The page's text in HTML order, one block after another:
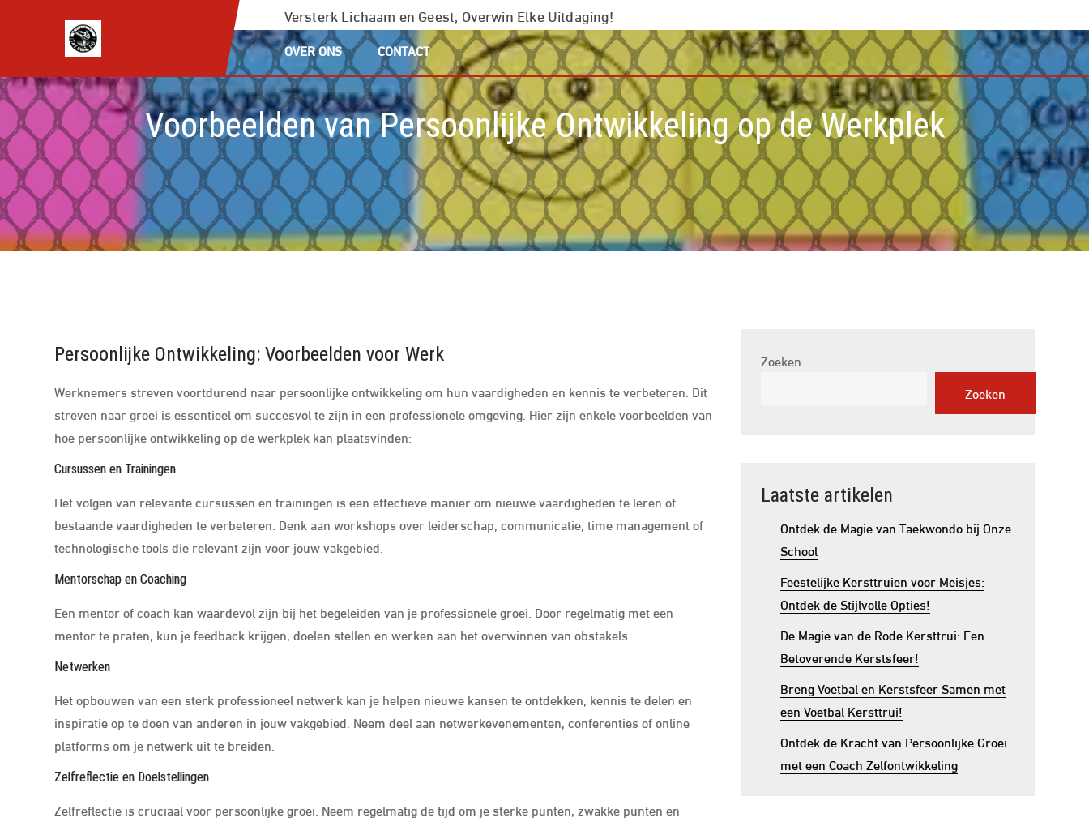
inhoud
Versterk Lichaam en Geest, Overwin Elke Uitdaging!
OVER ONS CONTACT
Voorbeelden van Persoonlijke Ontwikkeling op de Werkplek
Persoonlijke Ontwikkeling: Voorbeelden voor Werk
Werknemers streven voortdurend naar persoonlijke ontwikkeling om hun vaardigheden en kennis te verbeteren. Dit
streven naar groei is essentieel om succesvol te zijn in een professionele omgeving. Hier zijn enkele voorbeelden van
hoe persoonlijke ontwikkeling op de werkplek kan plaatsvinden:
Cursussen en Trainingen
Het volgen van relevante cursussen en trainingen is een effectieve manier om nieuwe vaardigheden te leren of
bestaande vaardigheden te verbeteren. Denk aan workshops over leiderschap, communicatie, time management of
technologische tools die relevant zijn voor jouw vakgebied.
Mentorschap en Coaching
Een mentor of coach kan waardevol zijn bij het begeleiden van je professionele groei. Door regelmatig met een
mentor te praten, kun je feedback krijgen, doelen stellen en werken aan het overwinnen van obstakels.
Netwerken
Het opbouwen van een sterk professioneel netwerk kan je helpen nieuwe kansen te ontdekken, kennis te delen en
inspiratie op te doen van anderen in jouw vakgebied. Neem deel aan netwerkevenementen, conferenties of online
platforms om je netwerk uit te breiden.
Zelfreflectie en Doelstellingen
Zelfreflectie is cruciaal voor persoonlijke groei. Neem regelmatig de tijd om je sterke punten, zwakke punten en
Zoeken
Zoeken
Laatste artikelen
Ontdek de Magie van Taekwondo bij Onze
School
Feestelijke Kersttruien voor Meisjes:
Ontdek de Stijlvolle Opties!
De Magie van de Rode Kersttrui: Een
Betoverende Kerstsfeer!
Breng Voetbal en Kerstsfeer Samen met
een Voetbal Kersttrui!
Ontdek de Kracht van Persoonlijke Groei
met een Coach Zelfontwikkeling